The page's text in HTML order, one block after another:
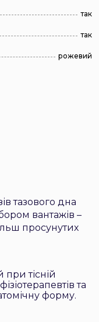
так
так
рожевий
тазового дна
вантажів –
просунутих
тісній
та
форму.